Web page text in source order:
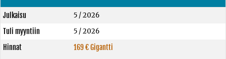
Julkaisu
5 / 2026
Tuli myyntiin
5 / 2026
Hinnat
169 € Gigantti